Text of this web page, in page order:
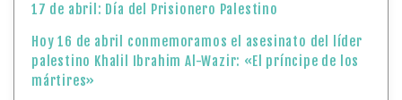
17 de abril: Día del Prisionero Palestino
Hoy 16 de abril conmemoramos el asesinato del líder
palestino Khalil Ibrahim Al-Wazir: «El príncipe de los
mártires»